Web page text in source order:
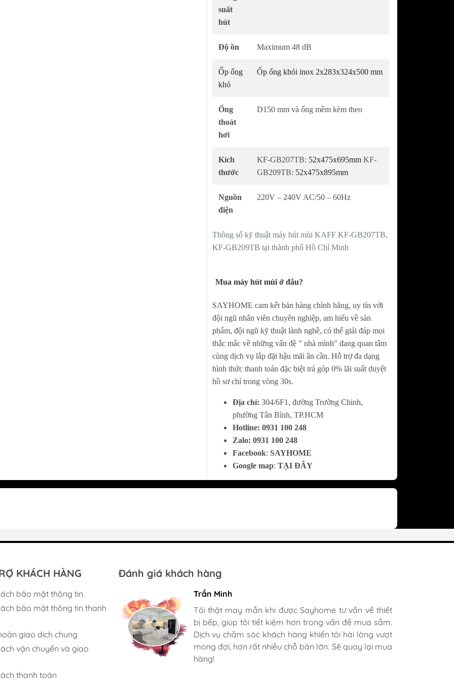
Thông số kỹ thuật máy hút mùi KAFF KF-GB207TB,
KF-GB209TB tại thành phố Hồ Chí Minh
suất
hút
Độ ồn Maximum 48 dB
Ốp ống
khó
Ốp ống khói inox 2x283x324x500 mm
Ống
thoát
hơi
D150 mm và ống mềm kèm theo
Kích
thước
KF-GB207TB: 52x475x695mm KF-
GB209TB: 52x475x895mm
Nguồn
điện
220V – 240V AC/50 – 60Hz
Mua máy hút mùi ở đâu?
SAYHOME cam kết bán hàng chính hãng, uy tín với
đội ngũ nhân viên chuyên nghiệp, am hiểu về sản
phẩm, đội ngũ kỹ thuật lành nghề, có thể giải đáp mọi
thắc mắc về những vấn đề " nhà mình" đang quan tâm
cùng dịch vụ lắp đặt hậu mãi ân cần. Hỗ trợ đa dạng
hình thức thanh toán đặc biệt trả góp 0% lãi suất duyệt
hồ sơ chỉ trong vòng 30s.
Địa chỉ: 304/6F1, đường Trường Chinh,
phường Tân Bình, TP.HCM
Hotline: 0931 100 248
Zalo: 0931 100 248
Facebook: SAYHOME
Google map: TẠI ĐÂY
KHÁCH HÀNG
bảo mật thông tin
bảo mật thông tin thanh
giao dịch chung
vận chuyển và giao
thanh toán
Đánh giá khách hàng
Gia đình bác sĩ X.A
Mình rất mê cách nhân viên tư vấn, chăm sóc khách
tận tình, chu đáo tại Sayhome. Mình đã mua 2 máy
rửa bát cho mình và bố mẹ chồng,chất lượng ổn định.
Ở đây có rất nhiều mặt hàng phong phú, tha hồ lựa
chọn. Chúc Sayhome ngày càng phát triển.
Trần Minh
Tôi thật may mắn khi được Sayhome tư vấn về thiết
bị bếp, giúp tôi tiết kiệm hơn trong vấn đề mua sắm.
Dịch vụ chăm sóc khách hàng khiến tôi hài lòng vượt
mong đợi, hơn rất nhiều chỗ bán lớn. Sẽ quay lại mua
hàng!